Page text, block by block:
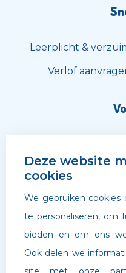
Leerplicht &
Verlof
Deze website
cookies
We gebruiken
te personaliseren, om
bieden en om ons
Ook delen we